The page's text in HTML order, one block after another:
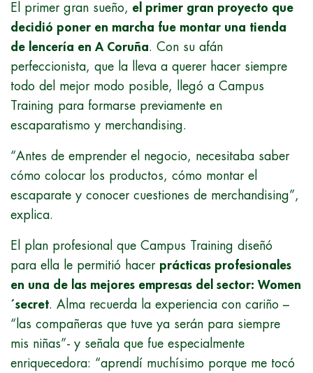
El primer gran sueño, el primer gran proyecto que
decidió poner en marcha fue montar una tienda
de lencería en A Coruña. Con su afán
perfeccionista, que la lleva a querer hacer siempre
todo del mejor modo posible, llegó a Campus
Training para formarse previamente en
escaparatismo y merchandising.
“Antes de emprender el negocio, necesitaba saber
cómo colocar los productos, cómo montar el
escaparate y conocer cuestiones de merchandising”,
explica.
El plan profesional que Campus Training diseñó
para ella le permitió hacer prácticas profesionales
en una de las mejores empresas del sector: Women
´secret. Alma recuerda la experiencia con cariño –
“las compañeras que tuve ya serán para siempre
mis niñas”- y señala que fue especialmente
enriquecedora: “aprendí muchísimo porque me tocó